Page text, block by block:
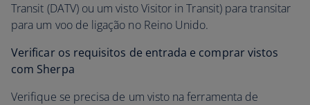
Transit (DATV) ou um visto Visitor in Transit) para transitar
para um voo de ligação no Reino Unido.
Verificar os requisitos de entrada e comprar vistos
com Sherpa
Verifique se precisa de um visto na ferramenta de